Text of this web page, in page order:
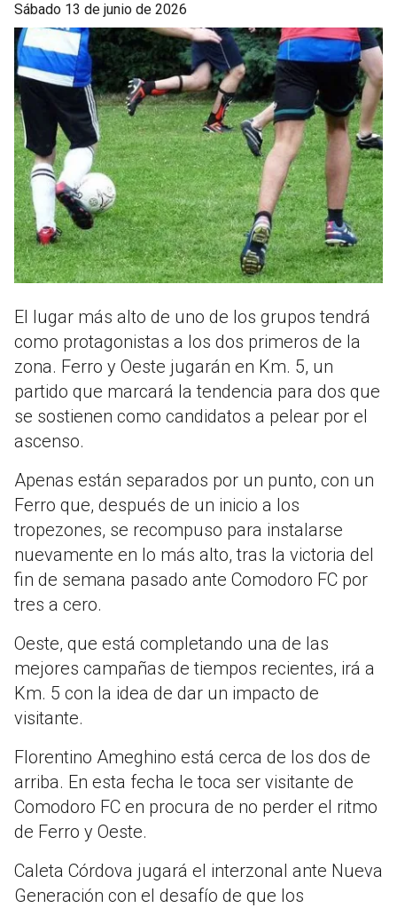
sábado 13 de junio de 2026
El lugar más alto de uno de los grupos tendrá
como protagonistas a los dos primeros de la
zona. Ferro y Oeste jugarán en Km. 5, un
partido que marcará la tendencia para dos que
se sostienen como candidatos a pelear por el
ascenso.
Apenas están separados por un punto, con un
Ferro que, después de un inicio a los
tropezones, se recompuso para instalarse
nuevamente en lo más alto, tras la victoria del
fin de semana pasado ante Comodoro FC por
tres a cero.
Oeste, que está completando una de las
mejores campañas de tiempos recientes, irá a
Km. 5 con la idea de dar un impacto de
visitante.
Florentino Ameghino está cerca de los dos de
arriba. En esta fecha le toca ser visitante de
Comodoro FC en procura de no perder el ritmo
de Ferro y Oeste.
Caleta Córdova jugará el interzonal ante Nueva
Generación con el desafío de que los